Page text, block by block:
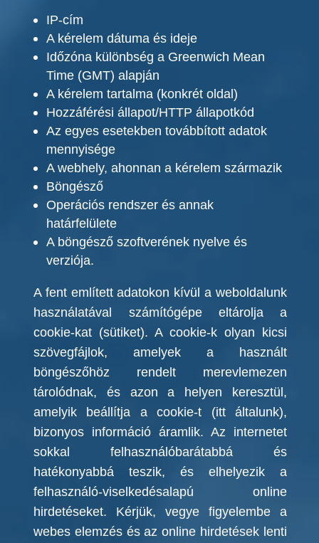
IP-cím
A kérelem dátuma és ideje
Időzóna különbség a Greenwich Mean
Time (GMT) alapján
A kérelem tartalma (konkrét oldal)
Hozzáférési állapot/HTTP állapotkód
Az egyes esetekben továbbított adatok
mennyisége
A webhely, ahonnan a kérelem származik
Böngésző
Operációs rendszer és annak
határfelülete
A böngésző szoftverének nyelve és
verziója.
A fent említett adatokon kívül a weboldalunk
használatával számítógépe eltárolja
a
cookie-kat (sütiket). A cookie-k olyan kicsi
szövegfájlok, amelyek a használt
böngészőhöz rendelt merevlemezen
tárolódnak, és azon a helyen keresztül,
amelyik beállítja a cookie-t (itt általunk),
bizonyos információ áramlik. Az internetet
sokkal felhasználóbarátabbá és
hatékonyabbá teszik, és elhelyezik a
felhasználó-viselkedésalapú online
hirdetéseket. Kérjük, vegye figyelembe a
webes elemzés és az online hirdetések lenti